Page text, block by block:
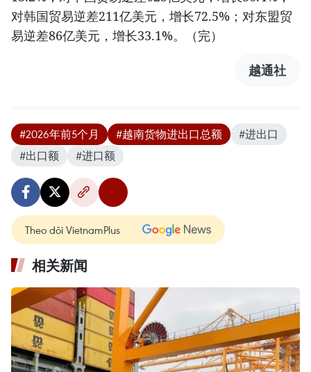
对韩国贸易逆差211亿美元，增长72.5%；对东盟贸
易逆差86亿美元，增长33.1%。（完）
越通社
#2026年前5个月 #越南货物进出口总额
#进出口
#出口额
#进口额
Theo dõi VietnamPlus
相关新闻